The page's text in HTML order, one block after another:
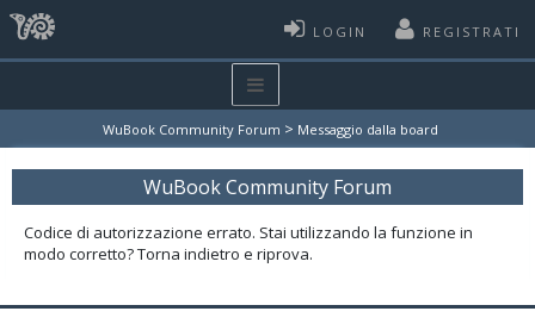
LOGIN REGISTRATI
WuBook Community Forum > Messaggio dalla board
WuBook Community Forum
Codice di autorizzazione errato. Stai utilizzando la funzione in
modo corretto? Torna indietro e riprova.